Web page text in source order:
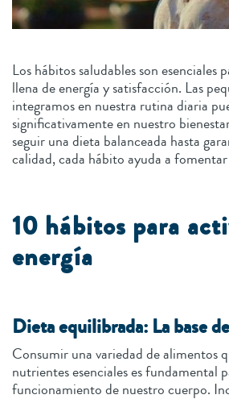
Los hábitos saludables son esenciales
llena de energía y satisfacción. Las
integramos en nuestra rutina diaria
significativamente en nuestro
seguir una dieta balanceada hasta
calidad, cada hábito ayuda a
10 hábitos para
energía
Dieta equilibrada: La base
Consumir una variedad de alimentos
nutrientes esenciales es fundamental
funcionamiento de nuestro cuerpo.